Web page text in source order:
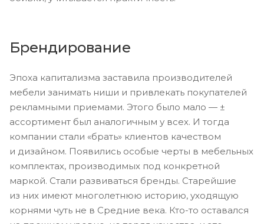
Брендирование
Эпоха капитализма заставила производителей
мебели занимать ниши и привлекать покупателей
рекламными приемами. Этого было мало — ±
ассортимент был аналогичным у всех. И тогда
компании стали «брать» клиентов качеством
и дизайном. Появились особые черты в мебельных
комплектах, производимых под конкретной
маркой. Стали развиваться бренды. Старейшие
из них имеют многолетнюю историю, уходящую
корнями чуть не в Средние века. Кто-то оставался